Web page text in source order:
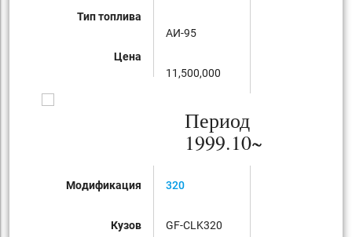
Тип топлива
Цена
AИ-95
11,500,000
Период
1999.10~
Модификация
Кузов
320
GF-CLK320